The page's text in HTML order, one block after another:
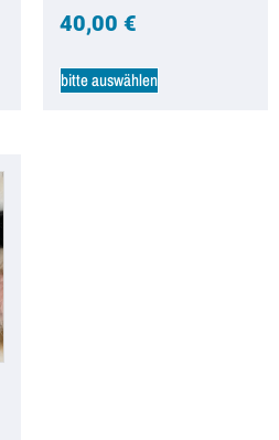
40,00 €
bitte auswählen